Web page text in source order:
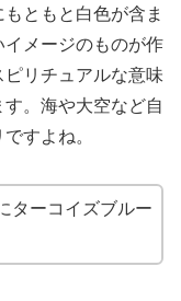
ともと白色が含ま
メージのものが作
リチュアルな意味
。海や大空など自
すよね。
ターコイズブルー